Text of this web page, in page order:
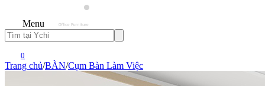
Menu
0
Trang chủ/BÀN/Cụm Bàn Làm Việc